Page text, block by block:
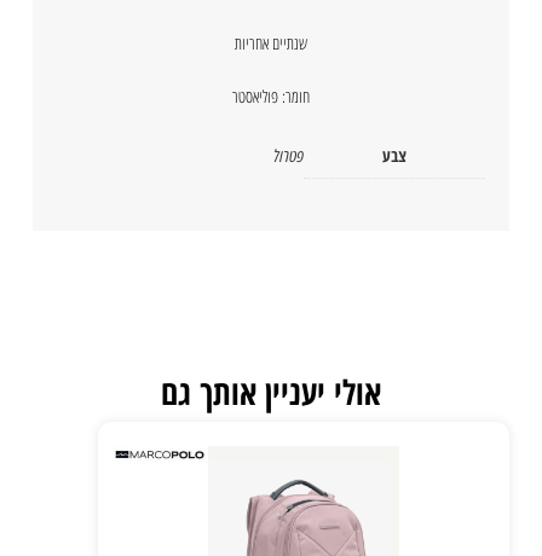
שנתיים אחריות
חומר: פוליאסטר
צבע פטרול
אולי יעניין אותך גם